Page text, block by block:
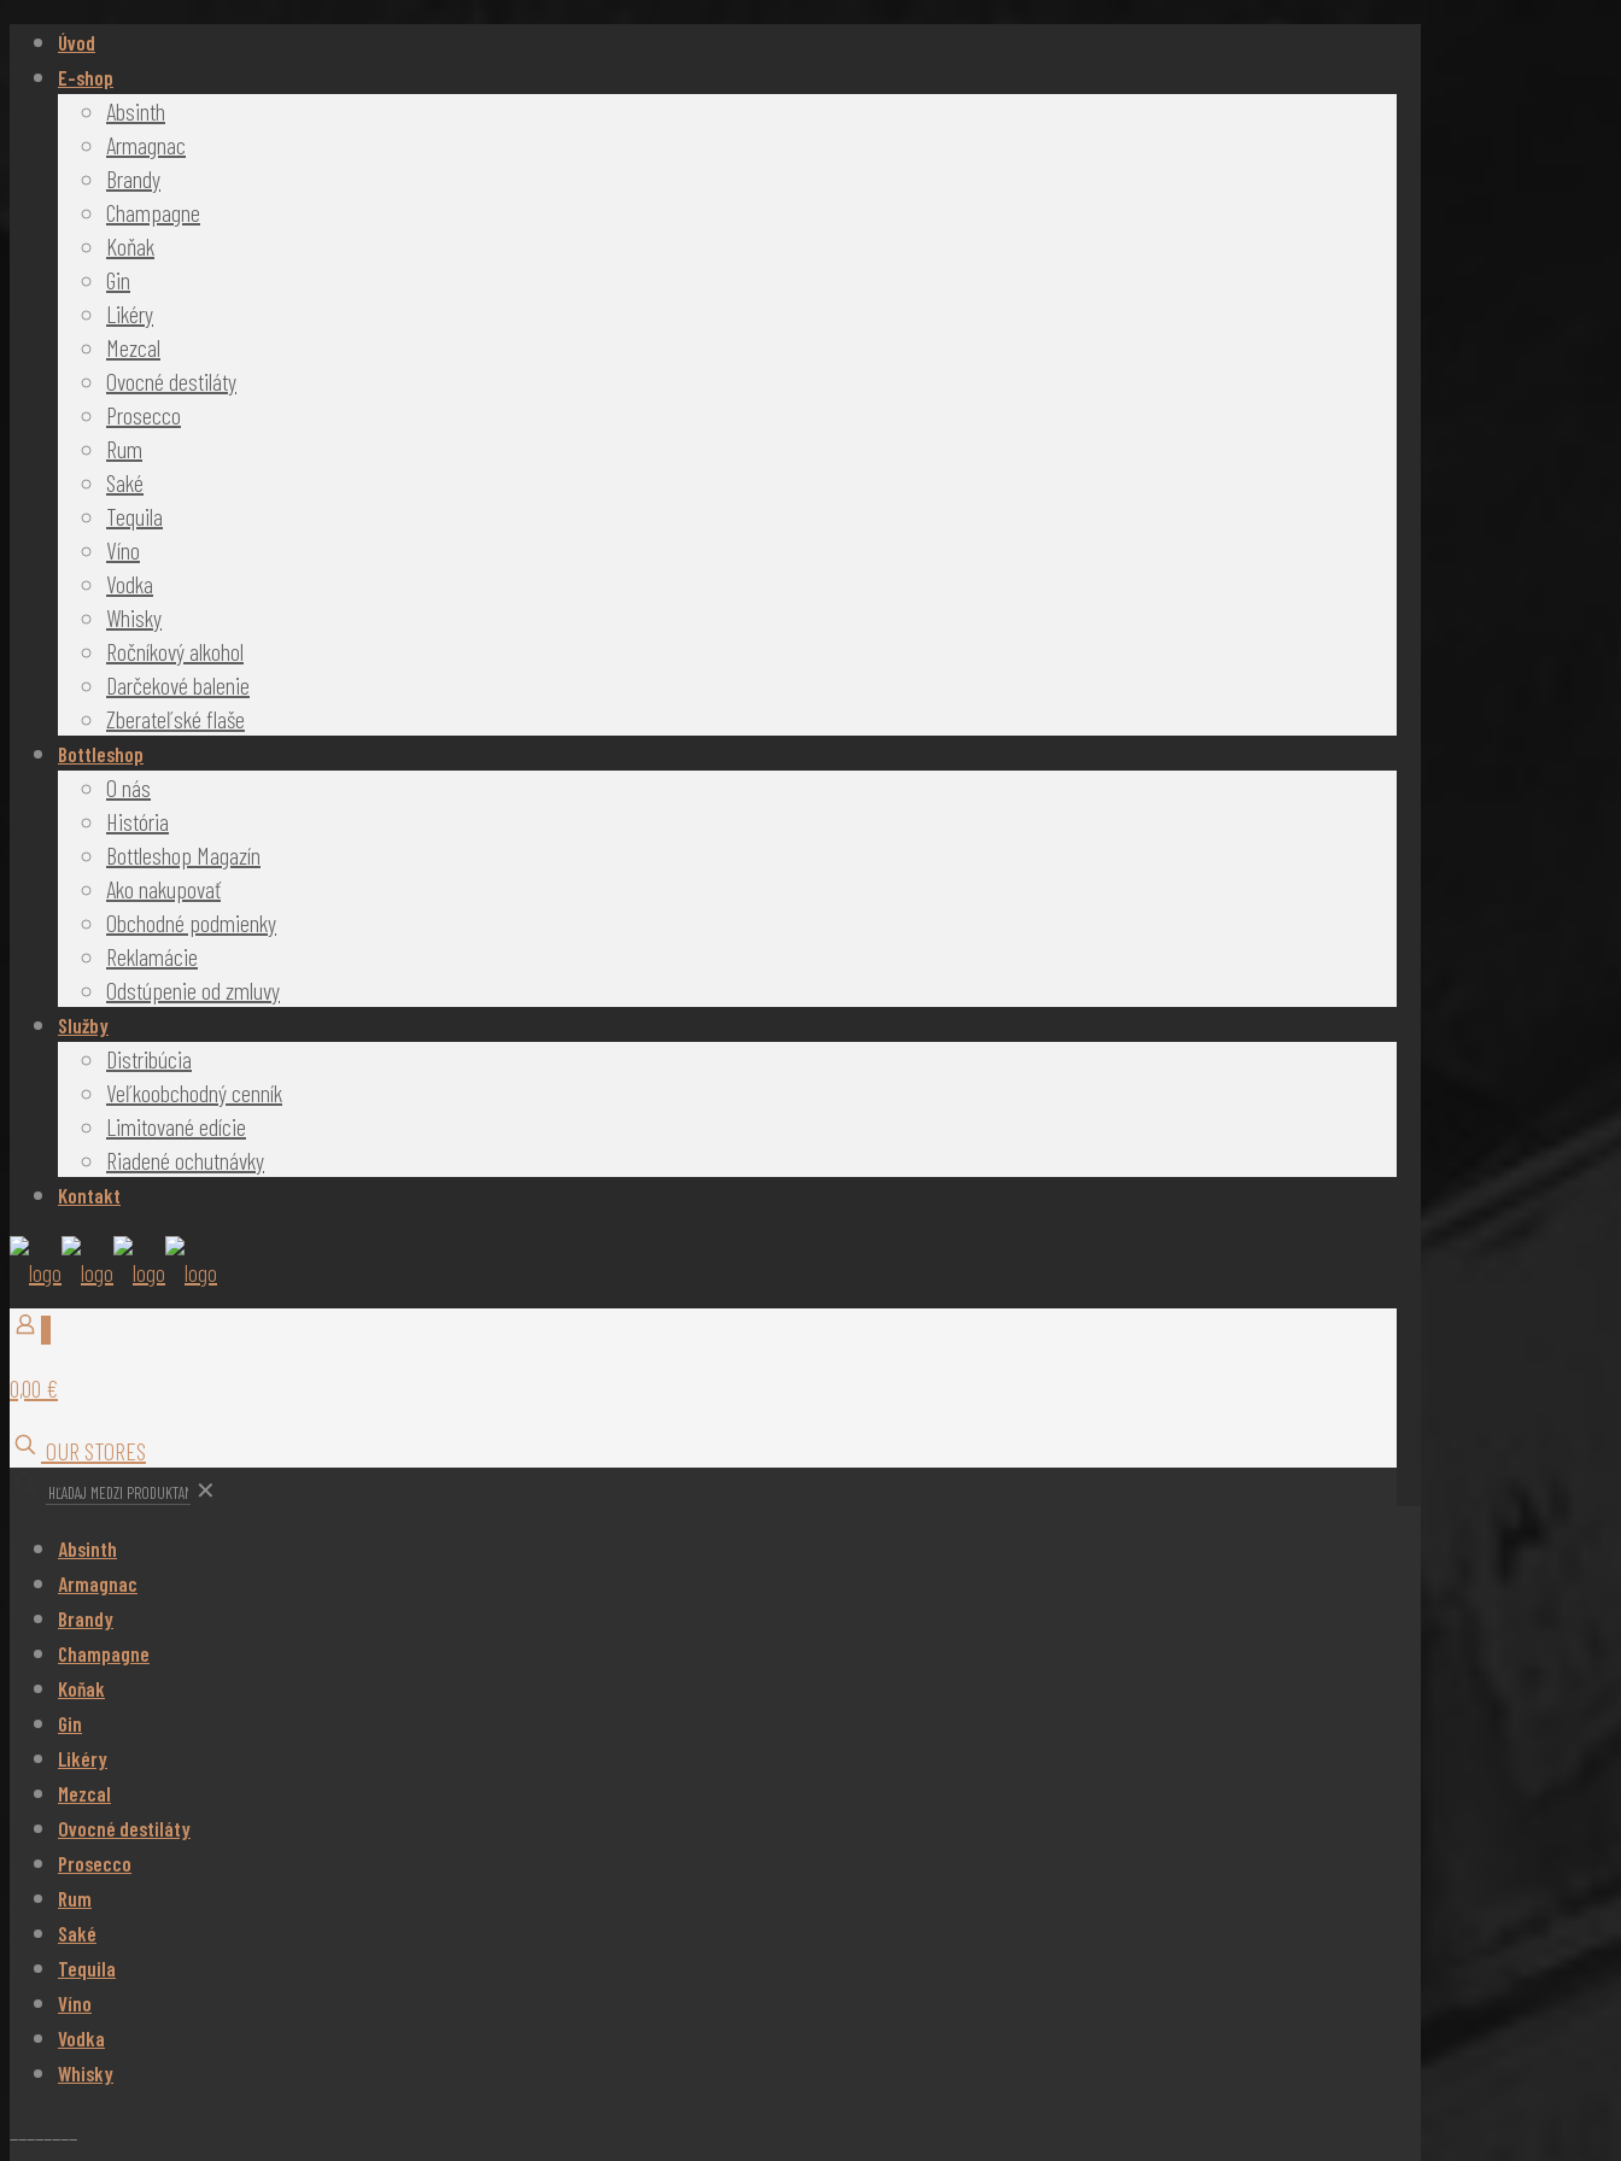
Úvod
E-shop
Absinth
Armagnac
Brandy
Champagne
Koňak
Gin
Likéry
Mezcal
Ovocné destiláty
Prosecco
Rum
Saké
Tequila
Víno
Vodka
Whisky
Ročníkový alkohol
Darčekové balenie
Zberateľské flaše
Bottleshop
O nás
História
Bottleshop Magazín
Ako nakupovať
Obchodné podmienky
Reklamácie
Odstúpenie od zmluvy
Služby
Distribúcia
Veľkoobchodný cenník
Limitované edície
Riadené ochutnávky
Kontakt
0,00 €
OUR STORES
✕
Absinth
Armagnac
Brandy
Champagne
Koňak
Gin
Likéry
Mezcal
Ovocné destiláty
Prosecco
Rum
Saké
Tequila
Víno
Vodka
Whisky